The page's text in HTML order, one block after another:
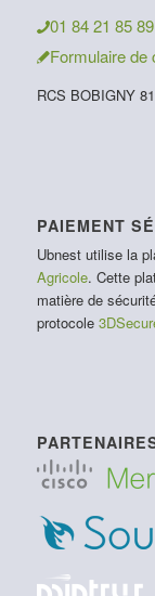
01 84 21 85 89
Formulaire de
RCS BOBIGNY
PAIEMENT
Ubnest utilise la
Agricole. Cette
matière de
protocole